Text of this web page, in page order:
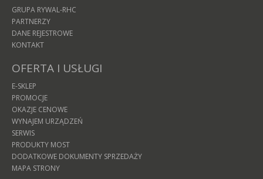
GRUPA RYWAL-RHC
PARTNERZY
DANE REJESTROWE
KONTAKT
OFERTA I USŁUGI
E-SKLEP
PROMOCJE
OKAZJE CENOWE
WYNAJEM URZĄDZEŃ
SERWIS
PRODUKTY MOST
DODATKOWE DOKUMENTY SPRZEDAŻY
MAPA STRONY